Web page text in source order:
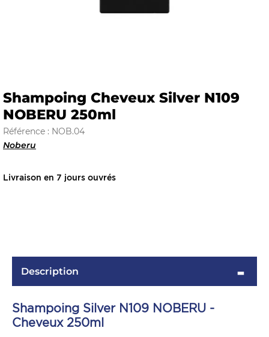
Shampoing Cheveux Silver N109
NOBERU 250ml
Référence : NOB.04
Noberu
Livraison en 7 jours ouvrés
Description
Shampoing Silver N109 NOBERU -
Cheveux 250ml